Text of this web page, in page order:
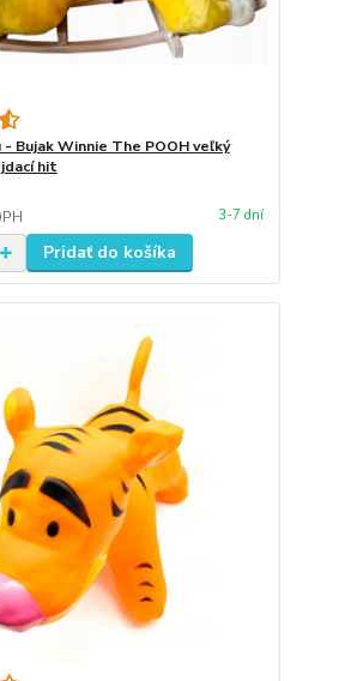
- Bujak Winnie The POOH veľký
hit
3-7 dní
Pridať do košíka